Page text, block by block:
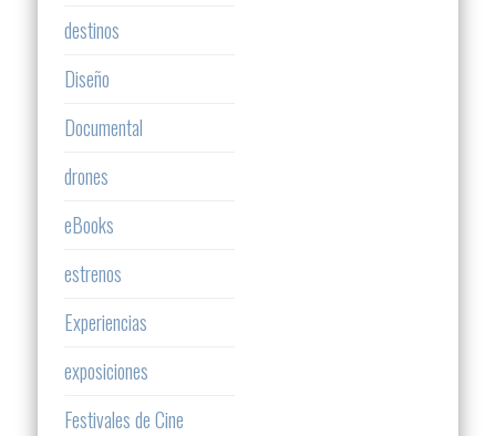
destinos
Diseño
Documental
drones
eBooks
estrenos
Experiencias
exposiciones
Festivales de Cine